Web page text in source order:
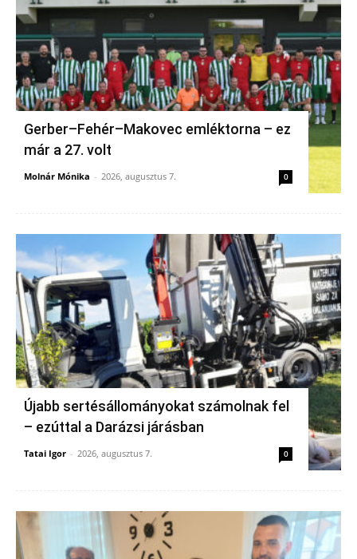
Gerber–Fehér–Makovec emléktorna – ez
már a 27. volt
Molnár Mónika - 2026, augusztus 7. 0
Újabb sertésállományokat számolnak fel
– ezúttal a Darázsi járásban
Tatai Igor - 2026, augusztus 7. 0